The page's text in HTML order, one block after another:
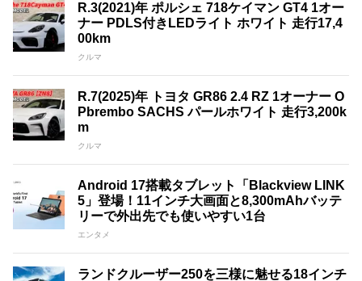
R.3(2021)年 ポルシェ 718ケイマン GT4 1オー
ナー PDLS付きLEDライト ホワイト 走行17,4
00km
クルマ
R.7(2025)年 トヨタ GR86 2.4 RZ 1オーナー O
Pbrembo SACHS パールホワイト 走行3,200k
m
クルマ
Android 17搭載タブレット「Blackview LINK
5」登場！11インチ大画面と8,300mAhバッテ
リーで外出先でも使いやすい1台
エンタメ
ランドクルーザー250を三様に魅せる18インチ